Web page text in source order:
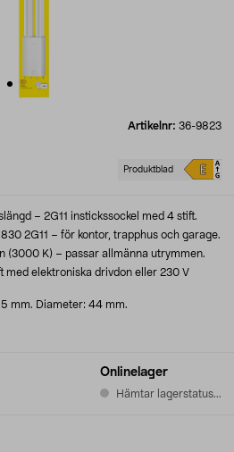
Artikelnr: 36-9823
Produktblad
Onlinelager
Hämtar lagerstatus...
– 2G11 instickssockel med 4 stift.
2G11 – för kontor, trapphus och garage.
(3000 K) – passar allmänna utrymmen.
med elektroniska drivdon eller 230 V
mm. Diameter: 44 mm.